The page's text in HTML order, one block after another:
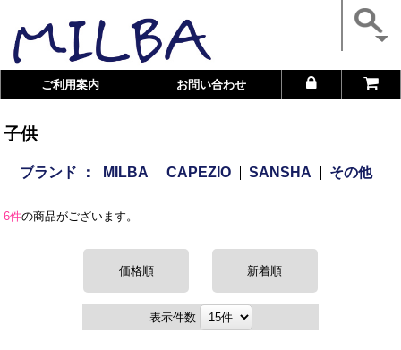
ご利用案内 お問い合わせ
子供
ブランド ： MILBA CAPEZIO SANSHA その他
6件の商品がございます。
価格順 新着順
表示件数